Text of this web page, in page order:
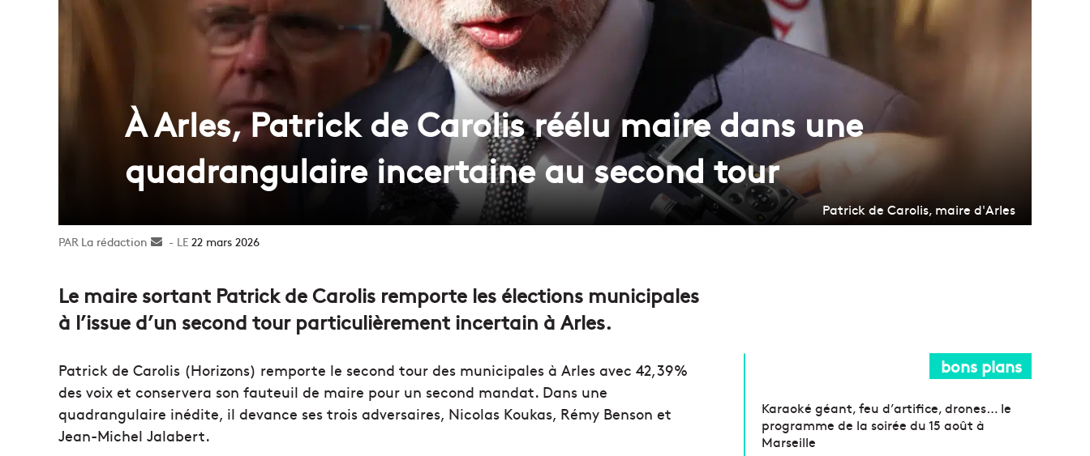
À Arles, Patrick de Carolis réélu maire dans une
quadrangulaire incertaine au second tour
Patrick de Carolis, maire d'Arles
La rédaction
Envoyer22 mars 2026
Le maire sortant Patrick de Carolis remporte les élections municipales
à l’issue d’un second tour particulièrement incertain à Arles.
Patrick de Carolis (Horizons) remporte le second tour des municipales à Arles avec 42,39%
des voix et conservera son fauteuil de maire pour un second mandat. Dans une
quadrangulaire inédite, il devance ses trois adversaires, Nicolas Koukas, Rémy Benson et
Jean-Michel Jalabert.
bons plans
Karaoké géant, feu d’artifice, drones… le
programme de la soirée du 15 août à
Marseille